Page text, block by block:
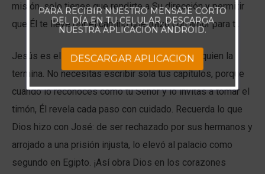
misión, solo tienes que rendirte a Su dirección y permitir
que Él te lleve por el camino que trazó con amor para ti.
Jesús es el Autor de tu historia, y también es quien la
termina. No necesitas escribir sola tus capítulos, porque
cuando lo reconoces como tu Señor y lo invitas a tomar el
timón, Él revela cada paso con cuidado. Recuerda lo que
Dios hizo con José: de ser rechazado por sus hermanos y
arrojado a una prisión injusta, lo elevó al palacio como
segundo en Egipto. ¡Así obra Dios en los corazones
PARA RECIBIR NUESTRO MENSAJE CORTO
DEL DÍA EN TU CELULAR, DESCARGA
NUESTRA APLICACIÓN ANDROID.
DESCARGAR APLICACION